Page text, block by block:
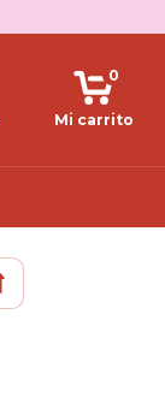
Mi carrito
0